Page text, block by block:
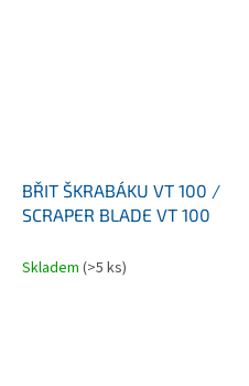
BŘIT ŠKRABÁKU VT 100 /
SCRAPER BLADE VT 100
Skladem (>5 ks)